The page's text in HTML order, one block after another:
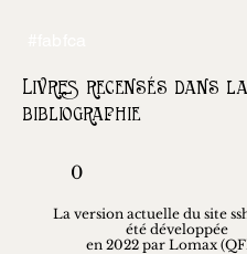
Livres recensés dans la
bibliographie
0
La version actuelle du site
été développée
en 2022 par Lomax